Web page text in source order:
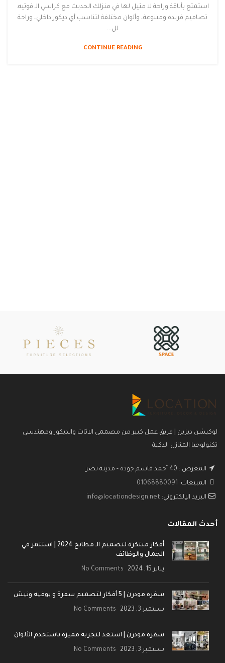
استمتع بأناقة وراحة لا مثيل لها في منزلك الحديث مع كراسي الـ فوتيه.
تصاميم فريدة ومتنوعة، وألوان مختلفة لتناسب أي ديكور داخلي، وراحة
لل...
CONTINUE READING
لوكيشن ديزين | فريق عمل كبير من مصممى الاثاث والديكور ومهندسي
تكنولوجيا المنازل الذكية
المعرض : 40 أحمد قاسم جوده - مدينة نصر
المبيعات: 01068880091
البريد الإلكتروني: info@locationdesign.net
أحدث المقالات
أفكار مبتكرة لتصميم الـ مطابخ 2024 | استثمر في
الجمال والوظائف
يناير 15, 2024 No Comments
سفره مودرن | 5 أفكار لتصميم سفرة و بوفيه ونيش
سبتمبر 3, 2023 No Comments
سفره مودرن | استعد لتجربة مميزة باستخدم الألوان
سبتمبر 3, 2023 No Comments